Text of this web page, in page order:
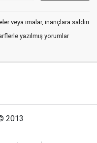
veya imalar, inançlara saldırı
yazılmış yorumlar
2013